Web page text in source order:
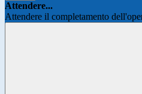
Attendere...
Attendere il completamento